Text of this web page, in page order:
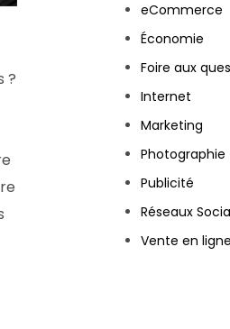
?
eCommerce
Économie
Foire aux
Internet
Marketing
Photographie
Publicité
Réseaux
Vente en ligne